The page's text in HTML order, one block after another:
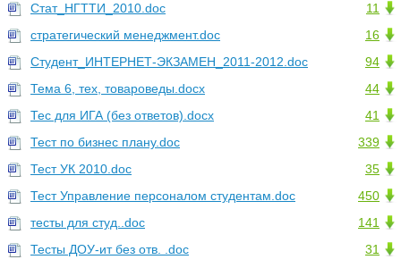
11
Стат_НГТТИ_2010.doc
16
стратегический менеджмент.doc
94
Студент_ИНТЕРНЕТ-ЭКЗАМЕН_2011-2012.doc
44
Тема 6, тех, товароведы.docx
41
Тес для ИГА (без ответов).docx
339
Тест по бизнес плану.doc
35
Тест УК 2010.doc
450
Тест Управление персоналом студентам.doc
141
тесты для студ..doc
31
Тесты ДОУ-ит без отв. .doc